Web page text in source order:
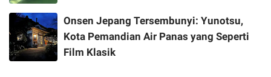
Onsen Jepang Tersembunyi: Yunotsu,
Kota Pemandian Air Panas yang Seperti
Film Klasik